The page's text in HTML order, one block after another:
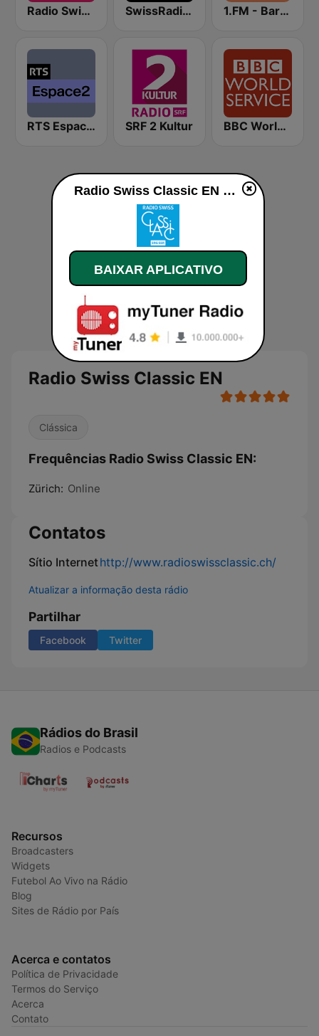
Radio Swiss Pop SwissRadio.ch Classical Opera 1.FM - Baroque
RTS Espace 2 SRF 2 Kultur BBC World Service
Radio Swiss Classic EN
Clássica
Frequências Radio Swiss Classic EN:
Zürich: Online
Contatos
Sítio Internethttp://www.radioswissclassic.ch/
Atualizar a informação desta rádio
Partilhar
Facebook Twitter
Rádios do Brasil
Radios e Podcasts
Recursos
Broadcasters
Widgets
Futebol Ao Vivo na Rádio
Blog
Sites de Rádio por País
Acerca e contatos
Política de Privacidade
Termos do Serviço
Acerca
Contato
Radio Swiss Classic EN ao vivo
BAIXAR APLICATIVO